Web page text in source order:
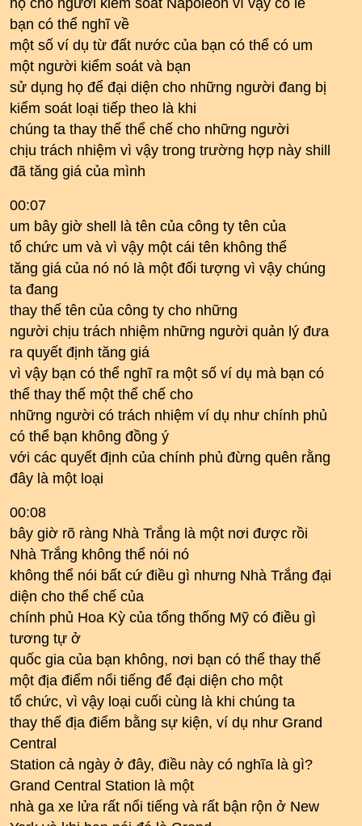
họ cho người kiểm soát Napoleon vì vậy có lẽ
bạn có thể nghĩ về
một số ví dụ từ đất nước của bạn có thể có um
một người kiểm soát và bạn
sử dụng họ để đại diện cho những người đang bị
kiểm soát loại tiếp theo là khi
chúng ta thay thế thể chế cho những người
chịu trách nhiệm vì vậy trong trường hợp này shill
đã tăng giá của mình
00:07
um bây giờ shell là tên của công ty tên của
tổ chức um và vì vậy một cái tên không thể
tăng giá của nó nó là một đối tượng vì vậy chúng
ta đang
thay thế tên của công ty cho những
người chịu trách nhiệm những người quản lý đưa
ra quyết định tăng giá
vì vậy bạn có thể nghĩ ra một số ví dụ mà bạn có
thể thay thế một thể chế cho
những người có trách nhiệm ví dụ như chính phủ
có thể bạn không đồng ý
với các quyết định của chính phủ đừng quên rằng
đây là một loại
00:08
bây giờ rõ ràng Nhà Trắng là một nơi được rồi
Nhà Trắng không thể nói nó
không thể nói bất cứ điều gì nhưng Nhà Trắng đại
diện cho thể chế của
chính phủ Hoa Kỳ của tổng thống Mỹ có điều gì
tương tự ở
quốc gia của bạn không, nơi bạn có thể thay thế
một địa điểm nổi tiếng để đại diện cho một
tổ chức, vì vậy loại cuối cùng là khi chúng ta
thay thế địa điểm bằng sự kiện, ví dụ như Grand
Central
Station cả ngày ở đây, điều này có nghĩa là gì?
Grand Central Station là một
nhà ga xe lửa rất nổi tiếng và rất bận rộn ở New